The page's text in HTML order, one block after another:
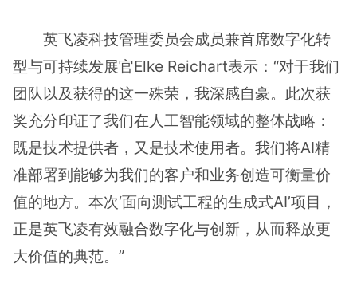
英飞凌科技管理委员会成员兼首席数字化转
型与可持续发展官Elke Reichart表示：“对于我们
团队以及获得的这一殊荣，我深感自豪。此次获
奖充分印证了我们在人工智能领域的整体战略：
既是技术提供者，又是技术使用者。我们将AI精
准部署到能够为我们的客户和业务创造可衡量价
值的地方。本次‘面向测试工程的生成式AI’项目，
正是英飞凌有效融合数字化与创新，从而释放更
大价值的典范。”